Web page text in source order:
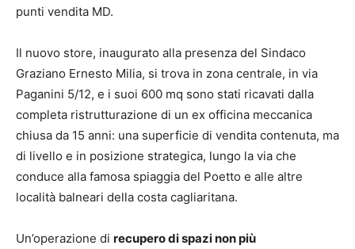
punti vendita MD.
Il nuovo store, inaugurato alla presenza del Sindaco
Graziano Ernesto Milia, si trova in zona centrale, in via
Paganini 5/12, e i suoi 600 mq sono stati ricavati dalla
completa ristrutturazione di un ex officina meccanica
chiusa da 15 anni: una superficie di vendita contenuta, ma
di livello e in posizione strategica, lungo la via che
conduce alla famosa spiaggia del Poetto e alle altre
località balneari della costa cagliaritana.
Un’operazione di recupero di spazi non più